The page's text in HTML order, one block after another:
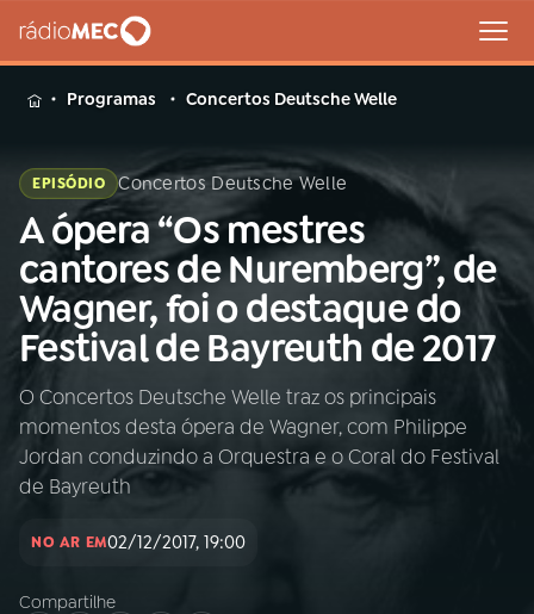
MENU
Buscar
na
Rádio
MEC
Buscar
Início AO VIVO
01INÍCIO
PROGRAMAÇÃO
Programas Concertos Deutsche Welle
EPISÓDIO Concertos Deutsche Welle
A ópera “Os mestres
cantores de Nuremberg”, de
Wagner, foi o destaque do
Festival de Bayreuth de 2017
O Concertos Deutsche Welle traz os principais
momentos desta ópera de Wagner, com Philippe
Jordan conduzindo a Orquestra e o Coral do Festival
de Bayreuth
NO AR EM02/12/2017, 19:00
Compartilhe